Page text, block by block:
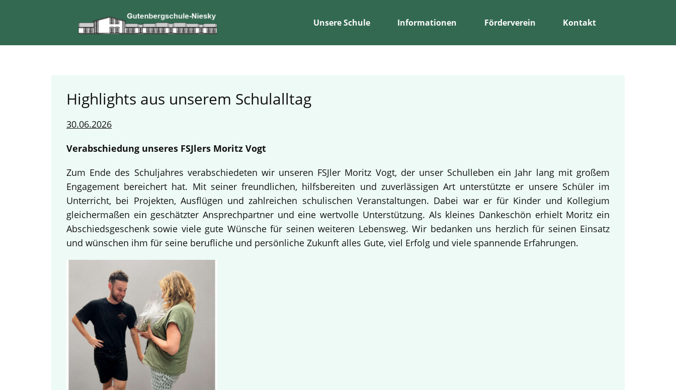
Unsere Schule Informationen Förderverein Kontakt
Highlights aus unserem Schulalltag
30.06.2026
Verabschiedung unseres FSJlers Moritz Vogt
Zum Ende des Schuljahres verabschiedeten wir unseren FSJler Moritz Vogt, der unser Schulleben ein Jahr lang mit großem
Engagement bereichert hat. Mit seiner freundlichen, hilfsbereiten und zuverlässigen Art unterstützte er unsere Schüler im
Unterricht, bei Projekten, Ausflügen und zahlreichen schulischen Veranstaltungen. Dabei war er für Kinder und Kollegium
gleichermaßen ein geschätzter Ansprechpartner und eine wertvolle Unterstützung. Als kleines Dankeschön erhielt Moritz ein
Abschiedsgeschenk sowie viele gute Wünsche für seinen weiteren Lebensweg. Wir bedanken uns herzlich für seinen Einsatz
und wünschen ihm für seine berufliche und persönliche Zukunft alles Gute, viel Erfolg und viele spannende Erfahrungen.